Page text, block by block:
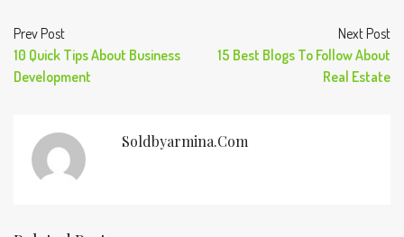
Prev Post
10 Quick Tips About Business
Development
Next Post
15 Best Blogs To Follow About
Real Estate
Soldbyarmina.com